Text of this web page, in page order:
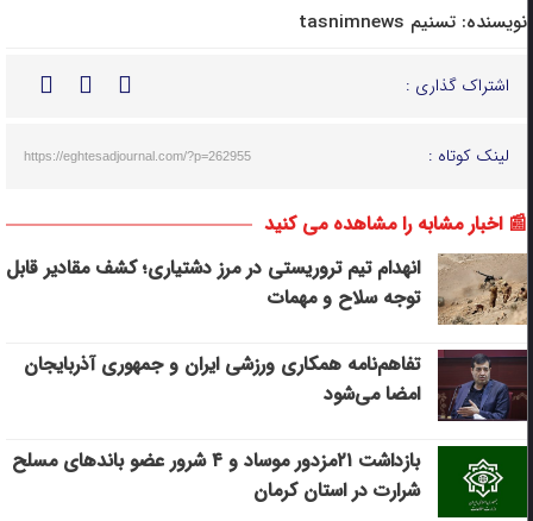
نویسنده: تسنیم tasnimnews
اشتراک گذاری :
لینک کوتاه : https://eghtesadjournal.com/?p=262955
📰 اخبار مشابه را مشاهده می کنید
انهدام تیم تروریستی در مرز دشتیاری؛ کشف مقادیر قابل
توجه سلاح و مهمات
تفاهم‌نامه همکاری ورزشی ایران و جمهوری آذربایجان
امضا می‌شود
بازداشت ۲۱مزدور موساد و ۴ شرور عضو باندهای مسلح
شرارت در استان کرمان